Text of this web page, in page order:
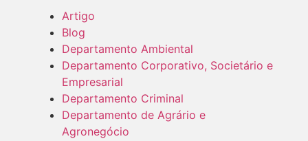
Artigo
Blog
Departamento Ambiental
Departamento Corporativo, Societário e
Empresarial
Departamento Criminal
Departamento de Agrário e
Agronegócio